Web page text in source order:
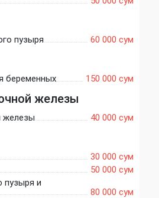
пузыря 60 000 сум
беременных 150 000 сум
железы
железы 40 000 сум
30 000 сум
50 000 сум
пузыря и
80 000 сум